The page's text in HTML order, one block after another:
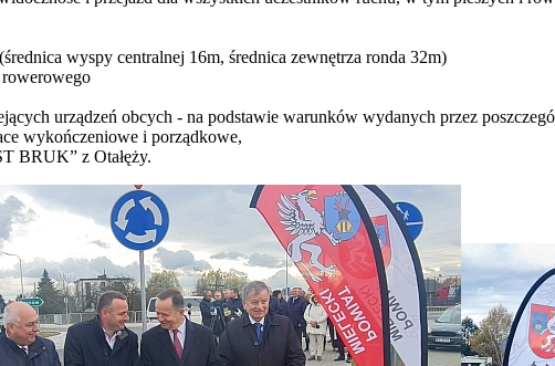
wyspy centralnej 16m, średnica zewnętrza ronda 32m)
urządzeń obcych - na podstawie warunków wydanych przez
wykończeniowe i porządkowe,
BRUK” z Otałęży.